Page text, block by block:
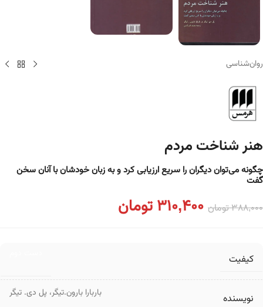
روان‌شناسی
هنر شناخت مردم
چگونه می‌توان دیگران را سریع ارزیابی کرد و به زبان خودشان با آنان سخن
گفت
388,000تومان 310,400تومان
کیفیت
نویسنده باربارا بارون.تیگر، پل دی. تیگر